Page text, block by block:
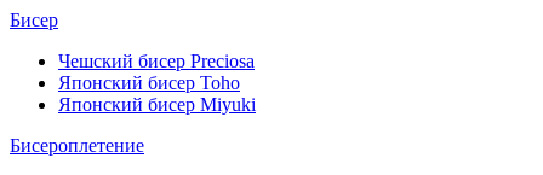
Бисер
Чешский бисер Preciosa
Японский бисер Toho
Японский бисер Miyuki
Бисероплетение